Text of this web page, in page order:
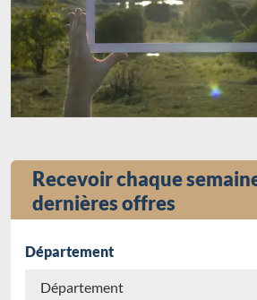
Recevoir chaque
dernières offres
Département